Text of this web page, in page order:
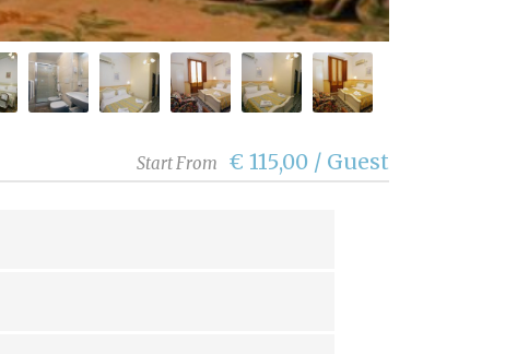
Start From € 115,00 / Guest